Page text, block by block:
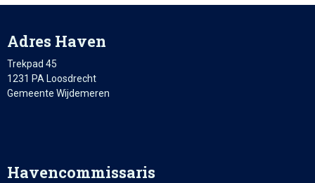
Adres Haven
Trekpad 45
1231 PA Loosdrecht
Gemeente Wijdemeren
Havencommissaris